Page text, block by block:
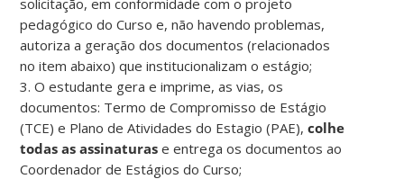
pedagógico do Curso e, não havendo problemas,
autoriza a geração dos documentos (relacionados
no item abaixo) que institucionalizam o estágio;
3. O estudante gera e imprime, as vias, os
documentos: Termo de Compromisso de Estágio
(TCE) e Plano de Atividades do Estagio (PAE),colhe
todas as assinaturas e entrega os documentos ao
Coordenador de Estágios do Curso;